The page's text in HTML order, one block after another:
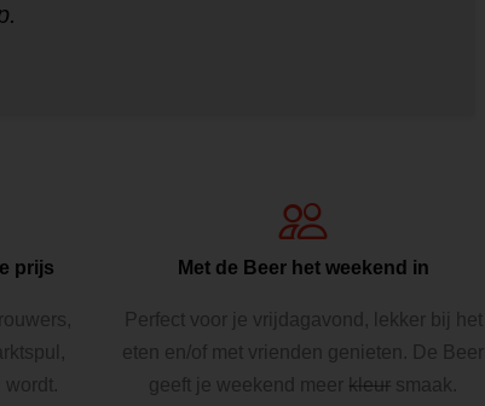
prijs
wordt.
Met de Beer het weekend in
Perfect voor je vrijdagavond, lekker bij het
eten en/of met vrienden genieten. De Beer
geeft je weekend meer kleur smaak.